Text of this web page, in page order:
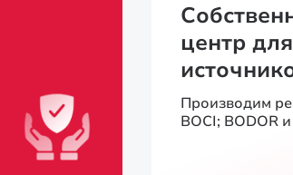
центр
Производим
BOCI; BODOR